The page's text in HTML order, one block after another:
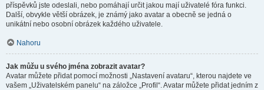
příspěvků jste odeslali, nebo pomáhají určit jakou mají uživatelé fóra funkci.
Další, obvykle větší obrázek, je známý jako avatar a obecně se jedná o
unikátní nebo osobní obrázek každého uživatele.
Nahoru
Jak můžu u svého jména zobrazit avatar?
Avatar můžete přidat pomocí možnosti „Nastavení avataru“, kterou najdete ve
vašem „Uživatelském panelu“ na záložce „Profil“. Avatar můžete přidat jedním z